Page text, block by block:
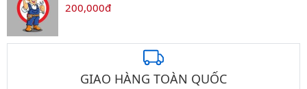
200,000đ
GIAO HÀNG TOÀN QUỐC